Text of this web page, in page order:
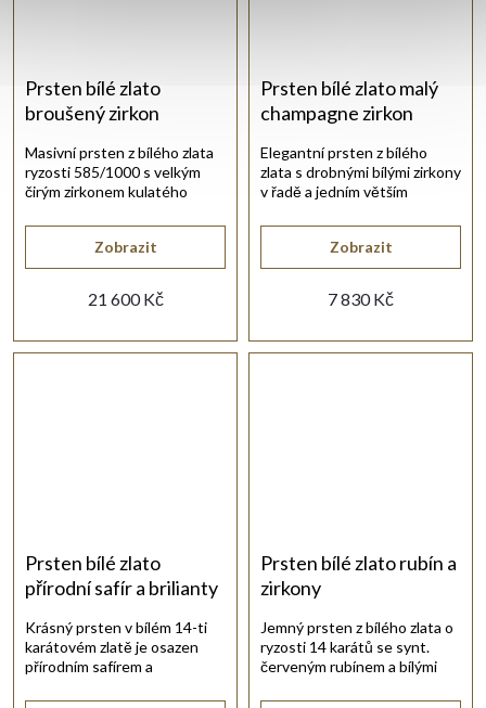
Prsten bílé zlato
broušený zirkon
21 600 Kč
Zobrazit
Masivní prsten z bílého zlata
ryzosti 585/1000 s velkým
čirým zirkonem kulatého
Prsten bílé zlato malý
champagne zirkon
7 830 Kč
Zobrazit
Elegantní prsten z bílého
zlata s drobnými bílými zirkony
v řadě a jedním větším
Prsten bílé zlato
přírodní safír a brilianty
Krásný prsten v bílém 14-ti
karátovém zlatě je osazen
přírodním safírem a
Prsten bílé zlato rubín a
zirkony
Jemný prsten z bílého zlata o
ryzosti 14 karátů se synt.
červeným rubínem a bílými